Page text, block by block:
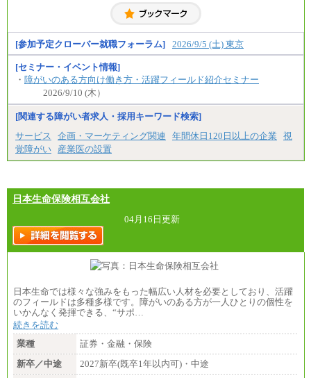
㉑月給185,000 円以上
㉓月給224,500円以上
※全コース共通※ 能力・経験・勤務地などにより
異なります
※試用期間中も給与に変更はございません。
※居住地、年齢により異なります。
※この他に、該当する場合は各種手当が支給されま
す。
※試用期間中も給与に変更はございません
[参加予定クローバー就職フォーラム] 2026/9/5 (土) 東京
[セミナー・イベント情報]
・ 障がいのある方向け働き方・活躍フィールド紹介セミナー
2026/9/10 (木）
[関連する障がい者求人・採用キーワード検索]
サービス
企画・マーケティング関連 年間休日120日以上の企業
視
覚障がい
産業医の設置
日本生命保険相互会社
04月16日更新
日本生命では様々な強みをもった幅広い人材を必要としており、活躍
のフィールドは多種多様です。障がいのある方が一人ひとりの個性を
いかんなく発揮できる、“サポ…
続きを読む
業種
証券・金融・保険
新卒／中途
2027新卒(既卒1年以内可)・中途